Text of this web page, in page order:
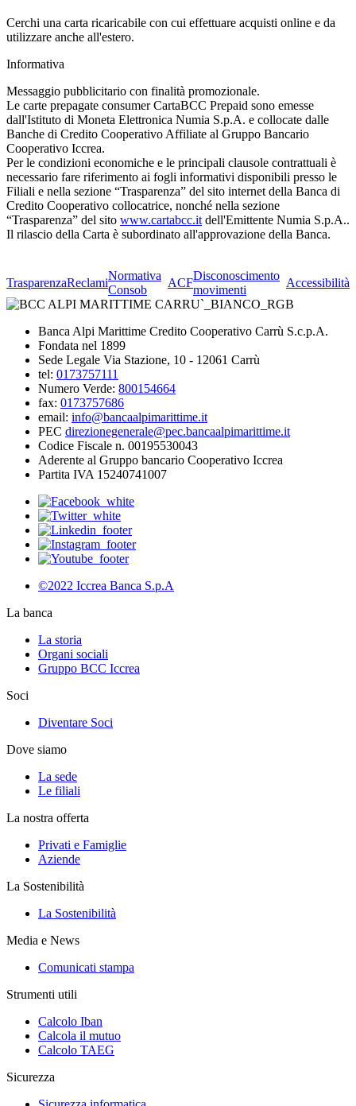
Cerchi una carta ricaricabile con cui effettuare acquisti online e da
utilizzare anche all'estero.
Informativa
Messaggio pubblicitario con finalità promozionale.
Le carte prepagate consumer CartaBCC Prepaid sono emesse
dall'Istituto di Moneta Elettronica Numia S.p.A. e collocate dalle
Banche di Credito Cooperativo Affiliate al Gruppo Bancario
Cooperativo Iccrea.
Per le condizioni economiche e le principali clausole contrattuali è
necessario fare riferimento ai fogli informativi disponibili presso le
Filiali e nella sezione “Trasparenza” del sito internet della Banca di
Credito Cooperativo collocatrice, nonché nella sezione
“Trasparenza” del sito www.cartabcc.it dell'Emittente Numia S.p.A..
Il rilascio della Carta è subordinato all'approvazione della Banca.
TrasparenzaReclami
Normativa
Consob
ACF
Disconoscimento
movimenti
Accessibilità
Banca Alpi Marittime Credito Cooperativo Carrù S.c.p.A.
Fondata nel 1899
Sede Legale Via Stazione, 10 - 12061 Carrù
tel: 0173757111
Numero Verde: 800154664
fax: 0173757686
email: info@bancaalpimarittime.it
PEC direzionegenerale@pec.bancaalpimarittime.it
Codice Fiscale n. 00195530043
Aderente al Gruppo bancario Cooperativo Iccrea
Partita IVA 15240741007
©2022 Iccrea Banca S.p.A
La banca
La storia
Organi sociali
Gruppo BCC Iccrea
Soci
Diventare Soci
Dove siamo
La sede
Le filiali
La nostra offerta
Privati e Famiglie
Aziende
La Sostenibilità
La Sostenibilità
Media e News
Comunicati stampa
Strumenti utili
Calcolo Iban
Calcola il mutuo
Calcolo TAEG
Sicurezza